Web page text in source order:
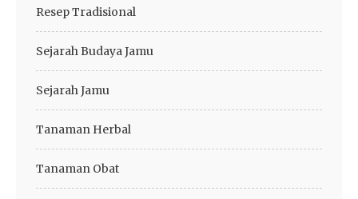
Resep Tradisional
Sejarah Budaya Jamu
Sejarah Jamu
Tanaman Herbal
Tanaman Obat